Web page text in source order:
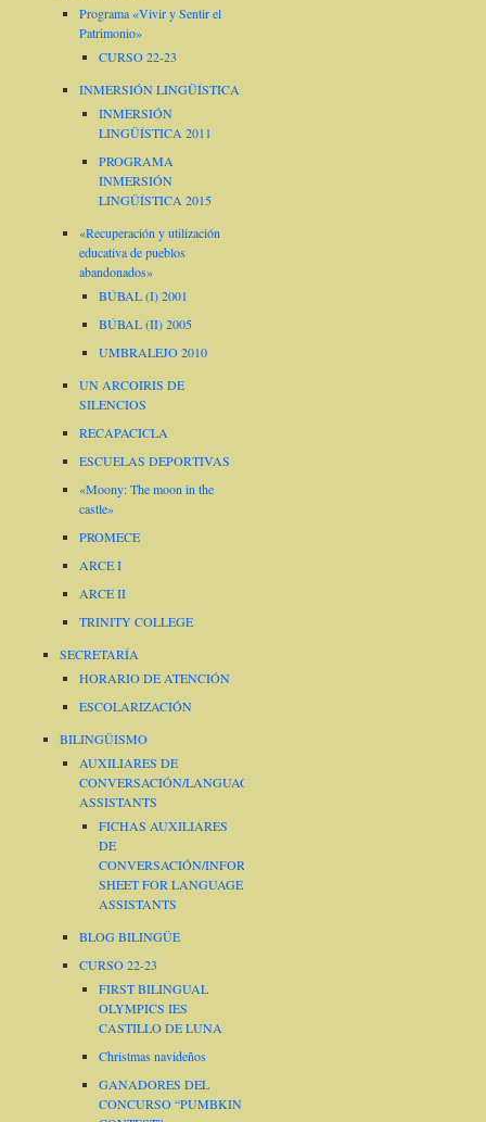
Programa «Vivir y Sentir el
Patrimonio»
CURSO 22-23
INMERSIÓN LINGÜÍSTICA
INMERSIÓN
LINGÜÍSTICA 2011
PROGRAMA
INMERSIÓN
LINGÜÍSTICA 2015
«Recuperación y utilización
educativa de pueblos
abandonados»
BÚBAL (I) 2001
BÚBAL (II) 2005
UMBRALEJO 2010
UN ARCOIRIS DE
SILENCIOS
RECAPACICLA
ESCUELAS DEPORTIVAS
«Moony: The moon in the
castle»
PROMECE
ARCE I
ARCE II
TRINITY COLLEGE
SECRETARÍA
HORARIO DE ATENCIÓN
ESCOLARIZACIÓN
BILINGÜISMO
AUXILIARES DE
CONVERSACIÓN/LANGUAGE
ASSISTANTS
FICHAS AUXILIARES
DE
CONVERSACIÓN/INFORMATION
SHEET FOR LANGUAGE
ASSISTANTS
BLOG BILINGÜE
CURSO 22-23
FIRST BILINGUAL
OLYMPICS IES
CASTILLO DE LUNA
Christmas navideños
GANADORES DEL
CONCURSO “PUMBKIN